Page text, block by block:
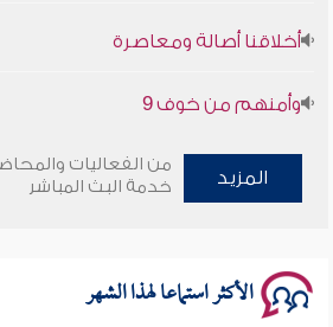
المزيد
من الفعاليات
خدمة البث المباشر
الأكثر استماعا لهذا الشهر